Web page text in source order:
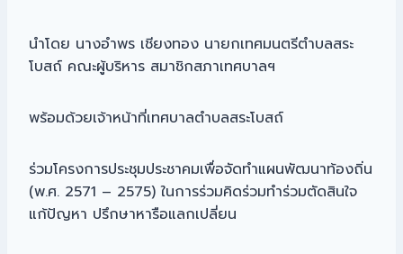
นำโดย นางอำพร เชียงทอง นายกเทศมนตรีตำบลสระ
โบสถ์ คณะผู้บริหาร สมาชิกสภาเทศบาลฯ
พร้อมด้วยเจ้าหน้าที่เทศบาลตำบลสระโบสถ์
ร่วมโครงการประชุมประชาคมเพื่อจัดทำแผนพัฒนาท้องถิ่น
(พ.ศ. 2571 – 2575) ในการร่วมคิดร่วมทำร่วมตัดสินใจ
แก้ปัญหา ปรึกษาหารือแลกเปลี่ยน